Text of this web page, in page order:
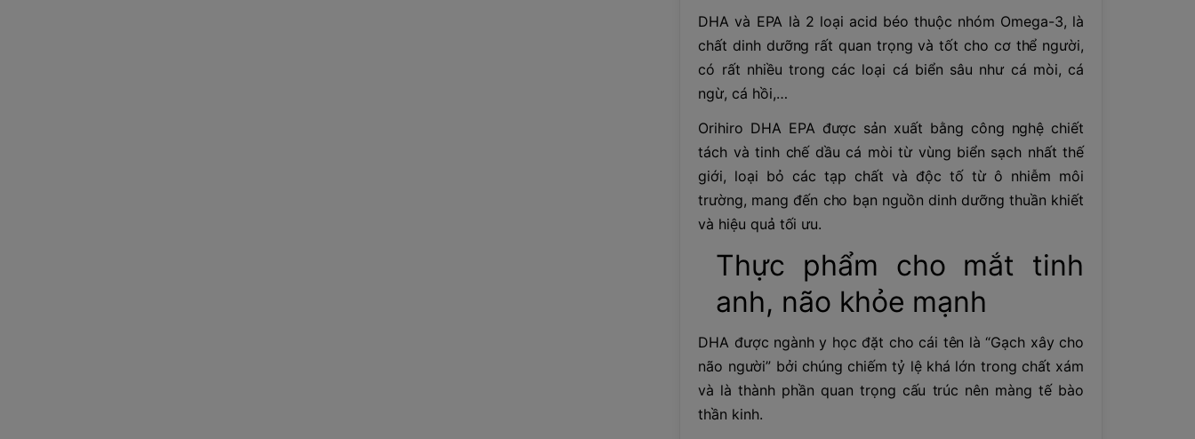
DHA và EPA là 2 loại acid béo thuộc nhóm Omega-3, là
chất dinh dưỡng rất quan trọng và tốt cho cơ thể người,
có rất nhiều trong các loại cá biển sâu như cá mòi, cá
ngừ, cá hồi,…
Orihiro DHA EPA được sản xuất bằng công nghệ chiết
tách và tinh chế dầu cá mòi từ vùng biển sạch nhất thế
giới, loại bỏ các tạp chất và độc tố từ ô nhiễm môi
trường, mang đến cho bạn nguồn dinh dưỡng thuần khiết
và hiệu quả tối ưu.
Thực phẩm cho mắt tinh
anh, não khỏe mạnh
DHA được ngành y học đặt cho cái tên là “Gạch xây cho
não người” bởi chúng chiếm tỷ lệ khá lớn trong chất xám
và là thành phần quan trọng cấu trúc nên màng tế bào
thần kinh.